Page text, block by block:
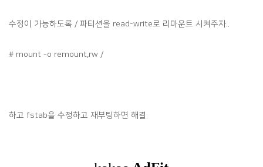
수정이 가능하도록 / 파티션을 read-write로 리마운트 시켜주자..
# mount -o remount,rw /
하고 fstab을 수정하고 재부팅하면 해결.